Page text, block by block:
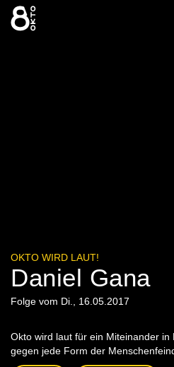
Zum
Inhalt
springen
OKTO WIRD LAUT!
Daniel Gana
Folge vom Di., 16.05.2017
Okto wird laut für ein Miteinander in
gegen jede Form der